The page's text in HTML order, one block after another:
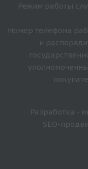
Режим работы
Номер телефона
и
Разработка -
SEO-